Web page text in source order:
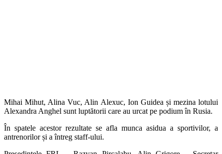
Mihai Mihut, Alina Vuc, Alin Alexuc, Ion Guidea și mezina lotului
Alexandra Anghel sunt luptătorii care au urcat pe podium în Rusia.
În spatele acestor rezultate se afla munca asidua a sportivilor, a
antrenorilor și a întreg staff-ului.